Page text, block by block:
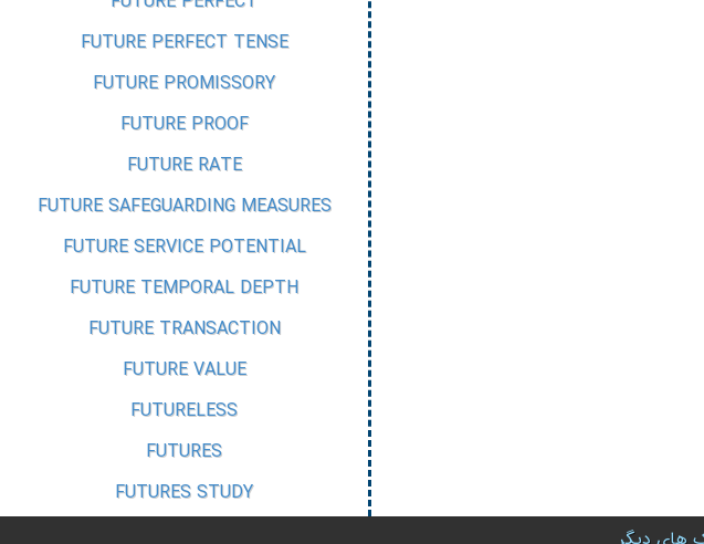
FUTURE PERFECT TENSE
FUTURE PROMISSORY
FUTURE PROOF
FUTURE RATE
FUTURE SAFEGUARDING MEASURES
FUTURE SERVICE POTENTIAL
FUTURE TEMPORAL DEPTH
FUTURE TRANSACTION
FUTURE VALUE
FUTURELESS
FUTURES
FUTURES STUDY